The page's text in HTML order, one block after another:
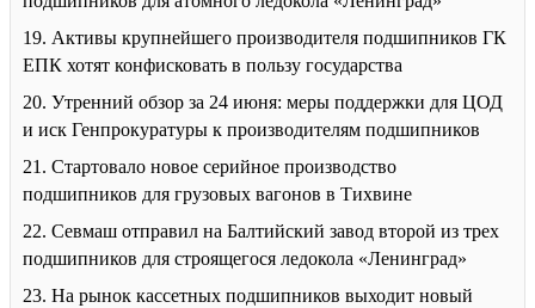
19. Активы крупнейшего производителя подшипников ГК
ЕПК хотят конфисковать в пользу государства
20. Утренний обзор за 24 июня: меры поддержки для ЦОД
и иск Генпрокуратуры к производителям подшипников
21. Стартовало новое серийное производство
подшипников для грузовых вагонов в Тихвине
22. Севмаш отправил на Балтийский завод второй из трех
подшипников для строящегося ледокола «Ленинград»
23. На рынок кассетных подшипников выходит новый